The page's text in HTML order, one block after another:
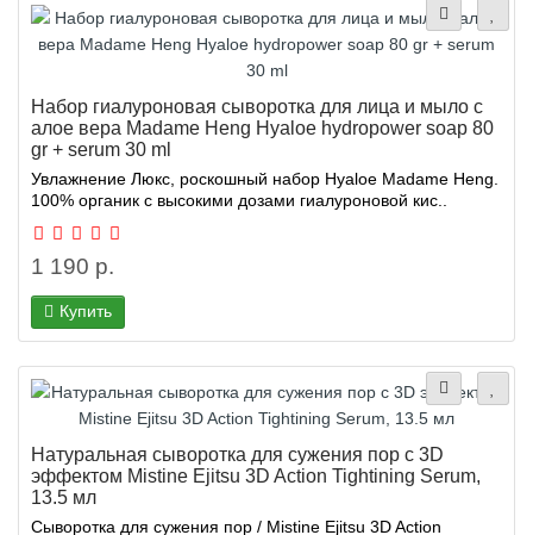
Набор гиалуроновая сыворотка для лица и мыло с
алое вера Madame Heng Hyaloe hydropower soap 80
gr + serum 30 ml
Увлажнение Люкс, роскошный набор Hyaloe Madame Heng.
100% органик с высокими дозами гиалуроновой кис..
1 190 р.
Купить
Натуральная сыворотка для сужения пор с 3D
эффектом Mistine Ejitsu 3D Action Tightining Serum,
13.5 мл
Сыворотка для сужения пор / Mistine Ejitsu 3D Action